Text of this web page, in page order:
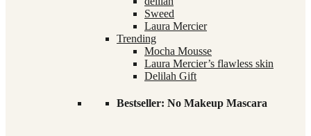
Sweed
Laura Mercier
Trending
Mocha Mousse
Laura Mercier’s flawless skin
Delilah Gift
Bestseller: No Makeup Mascara